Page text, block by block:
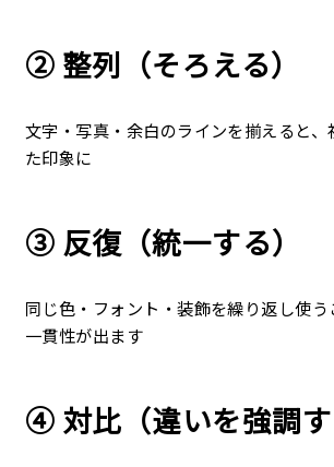
② 整列（そろえる）
文字・写真・余白のラインを揃えると
た印象に
③ 反復（統一する）
同じ色・フォント・装飾を繰り返し使う
一貫性が出ます
④ 対比（違いを強調す